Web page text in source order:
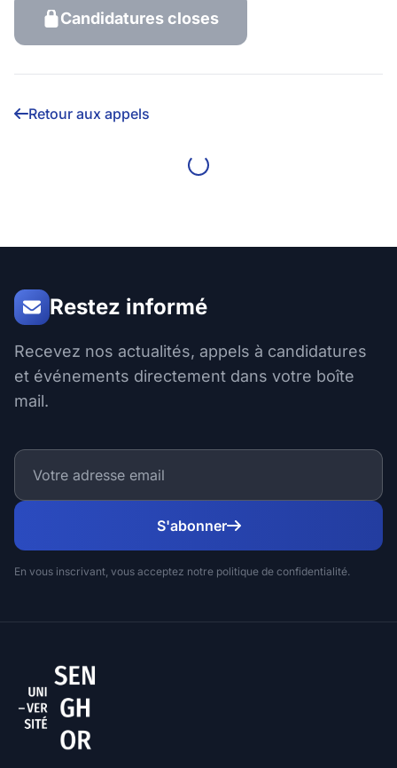
Candidatures closes
Retour aux appels
Restez informé
Recevez nos actualités, appels à candidatures
et événements directement dans votre boîte
mail.
S'abonner
En vous inscrivant, vous acceptez notre politique de confidentialité.